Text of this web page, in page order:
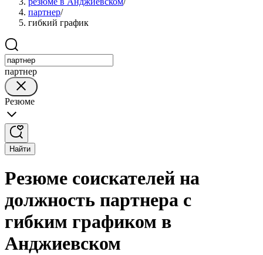
партнер/
гибкий график
партнер
Резюме
Найти
Резюме соискателей на
должность партнера с
гибким графиком в
Анджиевском